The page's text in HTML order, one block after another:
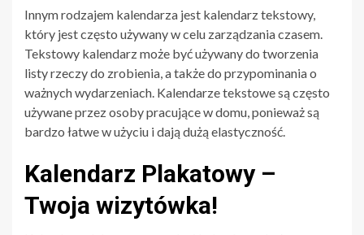
Innym rodzajem kalendarza jest kalendarz tekstowy,
który jest często używany w celu zarządzania czasem.
Tekstowy kalendarz może być używany do tworzenia
listy rzeczy do zrobienia, a także do przypominania o
ważnych wydarzeniach. Kalendarze tekstowe są często
używane przez osoby pracujące w domu, ponieważ są
bardzo łatwe w użyciu i dają dużą elastyczność.
Kalendarz Plakatowy –
Twoja wizytówka!